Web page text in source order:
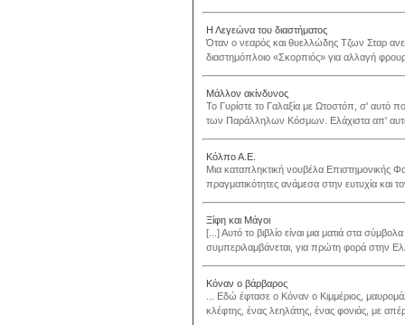
Η Λεγεώνα του διαστήματος
Όταν ο νεαρός και θυελλώδης Τζων Σταρ
διαστημόπλοιο «Σκορπιός» για αλλαγή
Μάλλον ακίνδυνος
Το Γυρίστε το Γαλαξία με Ωτοστόπ, σ' αυτό
των Παράλληλων Κόσμων. Ελάχιστα απ'
Κόλπο Α.Ε.
Μια καταπληκτική νουβέλα Επιστημονικής
πραγματικότητες ανάμεσα στην ευτυχία και
Ξίφη και Μάγοι
[...] Αυτό το βιβλίο είναι μια ματιά στα
συμπεριλαμβάνεται, για πρώτη φορά στην
Κόναν ο βάρβαρος
... Εδώ έφτασε ο Κόναν ο Κιμμέριος,
κλέφτης, ένας λεηλάτης, ένας φονιάς, με